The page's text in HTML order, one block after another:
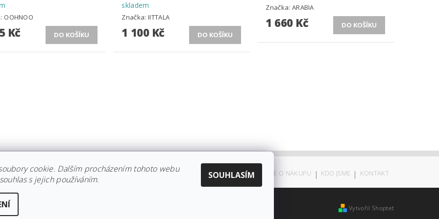
OOHNOO
Kč
skladem
Značka:IITTALA
1 100 Kč
Značka: ARABIA
1 660 Kč
IITTALA | KOLEKCE STELTON | DISTRIBUCE IITTALA | REKLAMACE/ODSTOUPENÍ VŠE O NÁKUPU | KDO JSME | KONTAKT
Vytvořil Shoptet
cookie. Dalším procházením tohoto webu
s jejich používáním.
SOUHLASÍM